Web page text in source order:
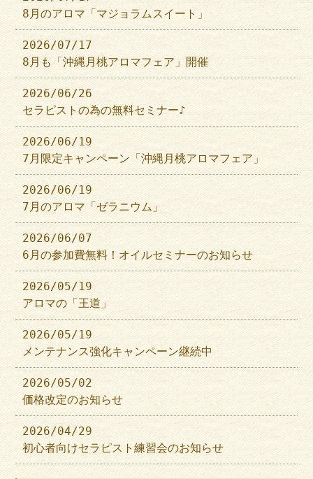
8月のアロマ「マジョラムスイート」
2026/07/17
8月も「沖縄月桃アロマフェア」開催
2026/06/26
セラピストの為の無料セミナー♪
2026/06/19
7月限定キャンペーン「沖縄月桃アロマフェア」
2026/06/19
7月のアロマ「ゼラニウム」
2026/06/07
6月の参加費無料！オイルセミナーのお知らせ
2026/05/19
アロマの「王道」
2026/05/19
メンテナンス強化キャンペーン継続中
2026/05/02
価格改定のお知らせ
2026/04/29
初心者向けセラピスト練習会のお知らせ